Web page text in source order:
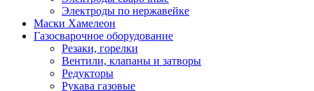
Электроды по нержавейке
Маски Хамелеон
Газосварочное оборудование
Резаки, горелки
Вентили, клапаны и затворы
Редукторы
Рукава газовые